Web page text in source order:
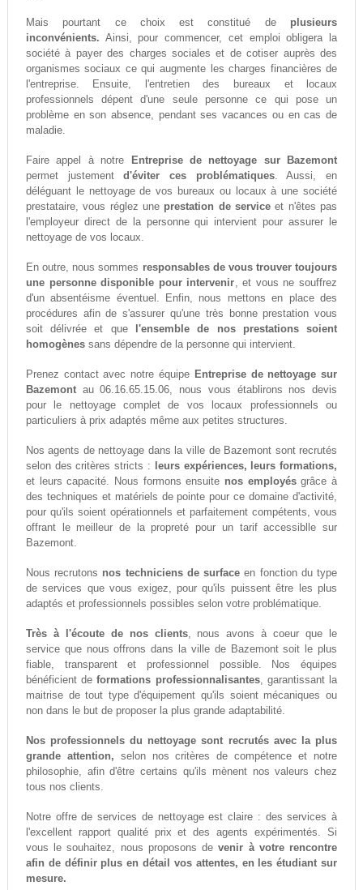
Mais pourtant ce choix est constitué de plusieurs
inconvénients. Ainsi, pour commencer, cet emploi obligera la
société à payer des charges sociales et de cotiser auprès des
organismes sociaux ce qui augmente les charges financières de
l'entreprise. Ensuite, l'entretien des bureaux et locaux
professionnels dépent d'une seule personne ce qui pose un
problème en son absence, pendant ses vacances ou en cas de
maladie.
Faire appel à notre
Entreprise de nettoyage sur Bazemont
permet justementd'éviter ces problématiques. Aussi, en
déléguant le nettoyage de vos bureaux ou locaux à une société
prestataire, vous réglez une prestation de service et n'êtes pas
l'employeur direct de la personne qui intervient pour assurer le
nettoyage de vos locaux.
En outre, nous sommes responsables de vous trouver toujours
une personne disponible pour intervenir, et vous ne souffrez
d'un absentéisme éventuel. Enfin, nous mettons en place des
procédures afin de s'assurer qu'une très bonne prestation vous
soit délivrée et que
l'ensemble de nos prestations soient
homogènessans dépendre de la personne qui intervient.
Prenez contact avec notre équipe Entreprise de nettoyage sur
Bazemontau 06.16.65.15.06, nous vous établirons nos devis
pour le nettoyage complet de vos locaux professionnels ou
particuliers à prix adaptés même aux petites structures.
Nos agents de nettoyage dans la ville de Bazemont sont recrutés
selon des critères stricts :
leurs expériences, leurs formations,
et leurs capacité. Nous formons ensuite nos employésgrâce à
des techniques et matériels de pointe pour ce domaine d'activité,
pour qu'ils soient opérationnels et parfaitement compétents, vous
offrant le meilleur de la propreté pour un tarif accessiblle sur
Bazemont.
Nous recrutons nos techniciens de surface en fonction du type
de services que vous exigez, pour qu'ils puissent être les plus
adaptés et professionnels possibles selon votre problématique.
Très à l'écoute de nos clients, nous avons à coeur que le
service que nous offrons dans la ville de Bazemont soit le plus
fiable, transparent et professionnel possible. Nos équipes
bénéficient deformations professionnalisantes, garantissant la
maitrise de tout type d'équipement qu'ils soient mécaniques ou
non dans le but de proposer la plus grande adaptabilité.
Nos professionnels du nettoyage sont recrutés avec la plus
grande attention, selon nos critères de compétence et notre
philosophie, afin d'être certains qu'ils mènent nos valeurs chez
tous nos clients.
Notre offre de services de nettoyage est claire : des services à
l'excellent rapport qualité prix et des agents expérimentés. Si
vous le souhaitez, nous proposons devenir à votre rencontre
afin de définir plus en détail vos attentes, en les étudiant sur
mesure.